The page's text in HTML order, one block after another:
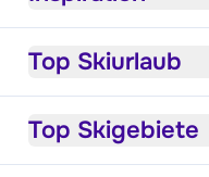
Top Skiurlaub
Top Skigebiete